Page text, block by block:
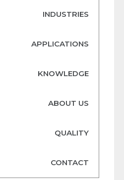
INDUSTRIES
APPLICATIONS
KNOWLEDGE
ABOUT US
QUALITY
CONTACT